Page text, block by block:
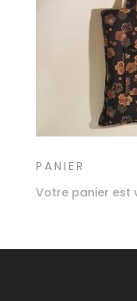
PANIER
Votre panier est